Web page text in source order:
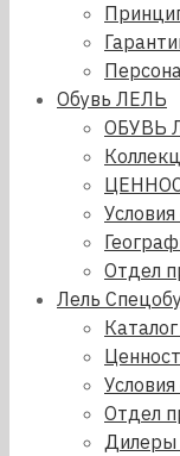
Обувь ЛЕЛЬ
ОБУВЬ
Отдел
Лель
Отдел
Дилеры